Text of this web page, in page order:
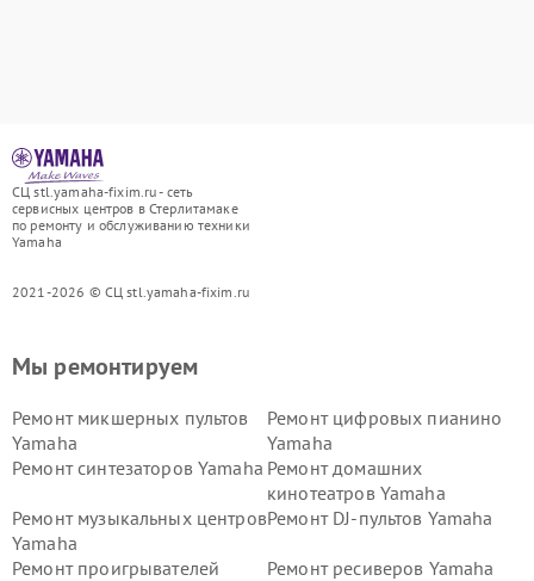
СЦ stl.yamaha-fixim.ru - сеть
сервисных центров в Стерлитамаке
по ремонту и обслуживанию техники
Yamaha
2021-2026 © СЦ stl.yamaha-fixim.ru
Мы ремонтируем
Ремонт микшерных пультов
Yamaha
Ремонт цифровых пианино
Yamaha
Ремонт синтезаторов Yamaha Ремонт домашних
кинотеатров Yamaha
Ремонт музыкальных центров
Yamaha
Ремонт DJ-пультов Yamaha
Ремонт проигрывателей
Ремонт ресиверов Yamaha